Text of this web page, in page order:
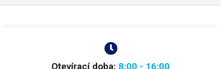
Otevírací doba: 8:00 - 16:00